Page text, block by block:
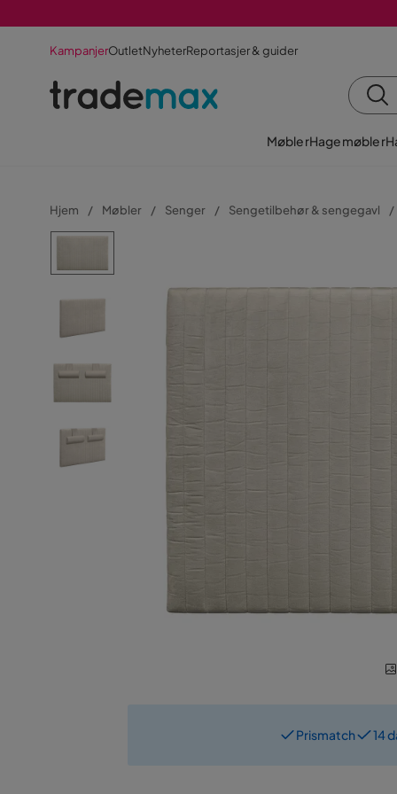
KampanjerOutletNyheterReportasjer & guider
MøblerHagemøbler
Hjem Møbler Senger Sengetilbehør & sengegavl
Prismatch 14